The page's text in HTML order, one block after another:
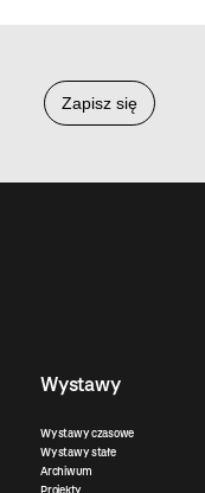
Zapisz się
Wystawy
Wystawy czasowe
Wystawy stałe
Archiwum
Projekty